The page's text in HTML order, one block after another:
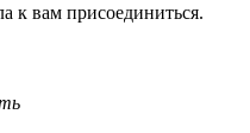
к вам присоединиться.